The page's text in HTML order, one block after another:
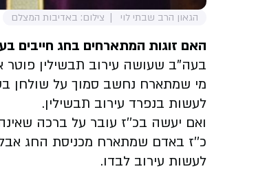
הגאון הרב שבתי לוי צילום: באדיבות המצלם
האם זוגות המתארחים בחג חייבים
בעה''ב שעושה עירוב תבשילין פוטר
מי שמתארח נחשב סמוך על שולחן
לעשות בנפרד עירוב תבשילין.
ואם יעשה בכ''ז עובר על ברכה
כ''ז באדם שמתארח מכניסת החג אבל
לעשות עירוב לבדו.